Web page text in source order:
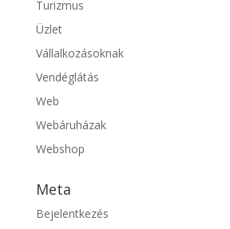
Turizmus
Üzlet
Vállalkozásoknak
Vendéglátás
Web
Webáruházak
Webshop
Meta
Bejelentkezés